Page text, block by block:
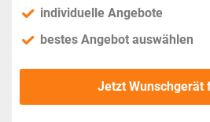
individuelle Angebote
bestes Angebot auswählen
Jetzt Wunschgerät